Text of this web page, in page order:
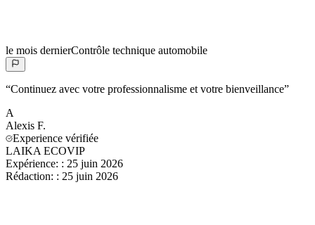
le mois dernierContrôle technique automobile
“Continuez avec votre professionnalisme et votre bienveillance”
A
Alexis F.
Experience vérifiée
LAIKA ECOVIP
Expérience: : 25 juin 2026
Rédaction: : 25 juin 2026